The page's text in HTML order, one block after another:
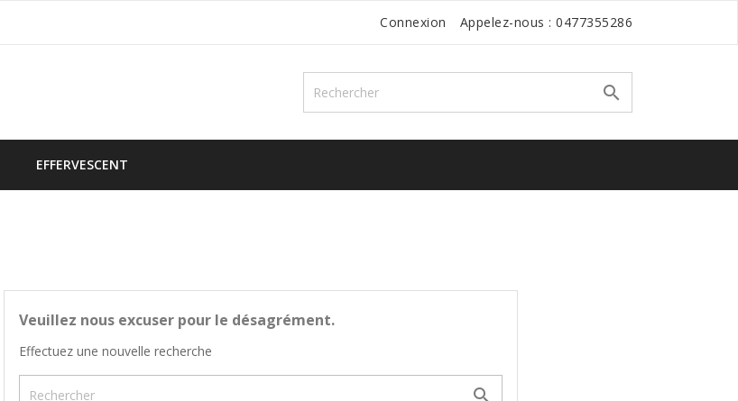
Connexion Appelez-nous : 0477355286

EFFERVESCENT
Veuillez nous excuser pour le désagrément.
Effectuez une nouvelle recherche
